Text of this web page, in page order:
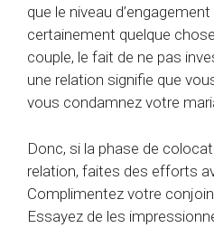
que le niveau
certainement quelque
couple, le fait de ne pas
une relation signifie que
vous condamnez votre
Donc, si la phase de
relation, faites des efforts
Complimentez votre
Essayez de les